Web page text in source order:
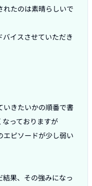
れたのは素晴らしいで
イスさせていただき
きたいかの順番で書
っておりますが
エピソードが少し弱い
果、その強みになっ